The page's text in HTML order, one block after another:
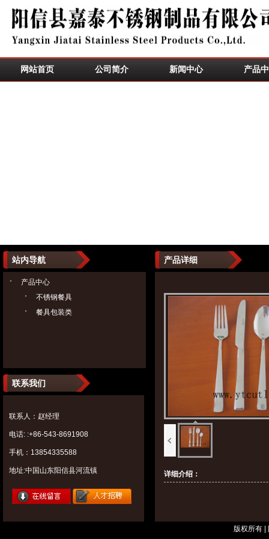
网站首页 公司简介 新闻中心 产品
产品详细
详细介绍：
站内导航
产品中心
不锈钢餐具
餐具包装类
联系我们
联系人：赵经理
电话: :+86-543-8691908
手机：13854335588
地址:中国山东阳信县河流镇
版权所有 |